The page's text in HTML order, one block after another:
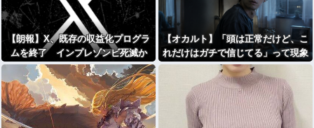
【朗報】X、既存の収益化プログラ
ムを終了 インプレゾンビ死滅か
【オカルト】「頭は正常だけど、こ
れだけはガチで信じてる」って現象
ある？